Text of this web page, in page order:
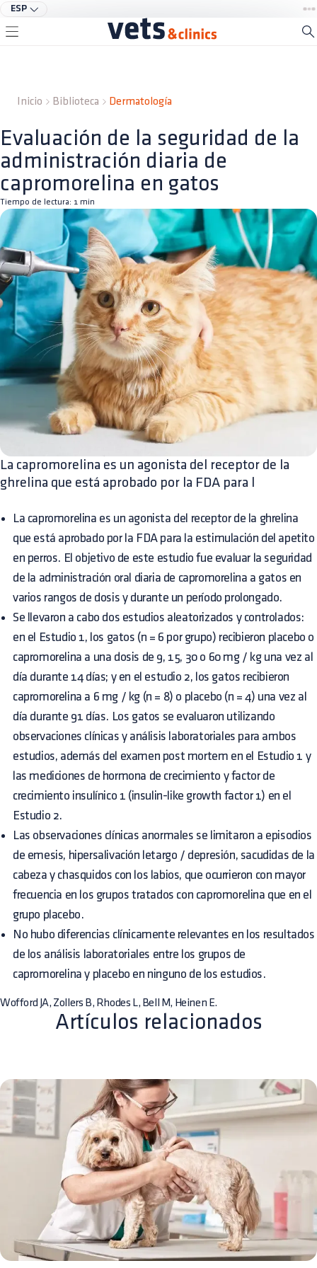
ESP
Inicio Biblioteca Dermatología
Evaluación de la seguridad de la
administración diaria de
capromorelina en gatos
Tiempo de lectura: 1 min
La capromorelina es un agonista del receptor de la
ghrelina que está aprobado por la FDA para l
La capromorelina es un agonista del receptor de la ghrelina
que está aprobado por la FDA para la estimulación del apetito
en perros. El objetivo de este estudio fue evaluar la seguridad
de la administración oral diaria de capromorelina a gatos en
varios rangos de dosis y durante un período prolongado.
Se llevaron a cabo dos estudios aleatorizados y controlados:
en el Estudio 1, los gatos (n = 6 por grupo) recibieron placebo o
capromorelina a una dosis de 9, 15, 30 o 60 mg / kg una vez al
día durante 14 días; y en el estudio 2, los gatos recibieron
capromorelina a 6 mg / kg (n = 8) o placebo (n = 4) una vez al
día durante 91 días. Los gatos se evaluaron utilizando
observaciones clínicas y análisis laboratoriales para ambos
estudios, además del examen post mortem en el Estudio 1 y
las mediciones de hormona de crecimiento y factor de
crecimiento insulínico 1 (insulin-like growth factor 1) en el
Estudio 2.
Las observaciones clínicas anormales se limitaron a episodios
de emesis, hipersalivación letargo / depresión, sacudidas de la
cabeza y chasquidos con los labios, que ocurrieron con mayor
frecuencia en los grupos tratados con capromorelina que en el
grupo placebo.
No hubo diferencias clínicamente relevantes en los resultados
de los análisis laboratoriales entre los grupos de
capromorelina y placebo en ninguno de los estudios.
Wofford JA, Zollers B, Rhodes L, Bell M, Heinen E.
Artículos relacionados